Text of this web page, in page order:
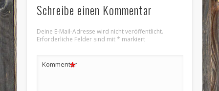
Schreibe einen Kommentar
Deine E-Mail-Adresse wird nicht veröffentlicht.
Erforderliche Felder sind mit* markiert
Kommentar
*